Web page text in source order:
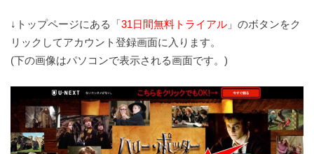
↓トップページにある「31日間無料トライアル 」のボタンをク
リックしてアカウント登録画面に入ります。
(下の画像はパソコンで表示される画面です。)